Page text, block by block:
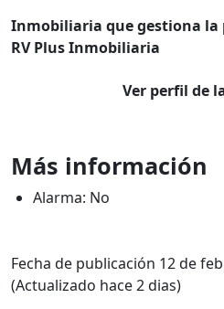
Inmobiliaria que gestiona la
RV Plus Inmobiliaria
Ver perfil de
Más información
Alarma: No
Fecha de publicación 12 de
(Actualizado hace 2 dias)